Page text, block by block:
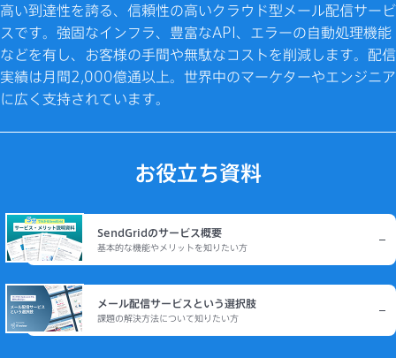
高い到達性を誇る、信頼性の高いクラウド型メール配信サービ
スです。強固なインフラ、豊富なAPI、エラーの自動処理機能
などを有し、お客様の手間や無駄なコストを削減します。配信
実績は月間2,000億通以上。世界中のマーケターやエンジニア
に広く支持されています。
お役立ち資料
SendGridのサービス概要
基本的な機能やメリットを知りたい方
メール配信サービスという選択肢
課題の解決方法について知りたい方